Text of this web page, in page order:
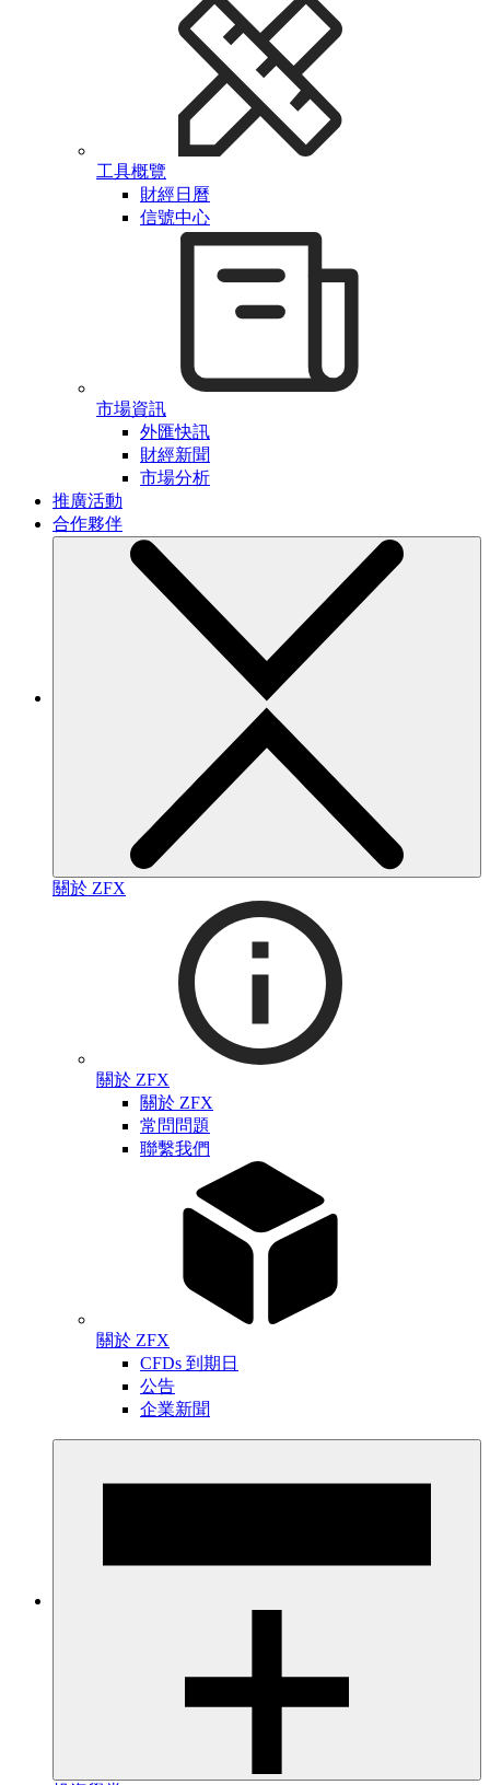
工具概覽
財經日曆
信號中心
市場資訊
外匯快訊
財經新聞
市場分析
推廣活動
合作夥伴
關於 ZFX
關於 ZFX
關於 ZFX
常問問題
聯繫我們
關於 ZFX
CFDs 到期日
公告
企業新聞